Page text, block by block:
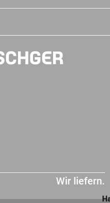
Wir liefern.